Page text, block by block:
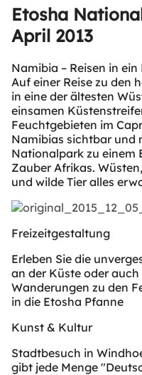
Etosha
April 2013
Namibia – Reisen in
Auf einer Reise zu den
in eine der ältesten
einsamen
Feuchtgebieten im
Namibias sichtbar und
Nationalpark zu einem
Zauber Afrikas.
und wilde Tier alles
Freizeitgestaltung
Erleben Sie die
an der Küste oder
Wanderungen zu den
in die Etosha Pfanne
Kunst & Kultur
Stadtbesuch in
gibt jede Menge